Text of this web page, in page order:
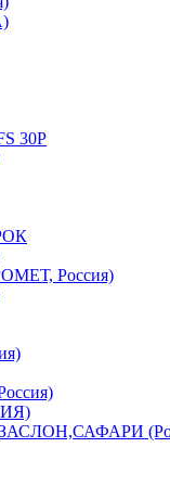
30P
Россия)